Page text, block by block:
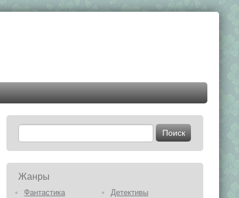
Жанры
Фантастика
Детективы